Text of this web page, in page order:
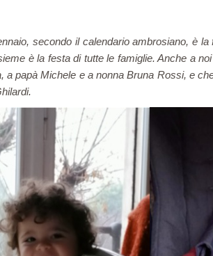
secondo il calendario ambrosiano, è
è la festa di tutte le famiglie. Anche a
a papà Michele e a nonna Bruna Rossi, e